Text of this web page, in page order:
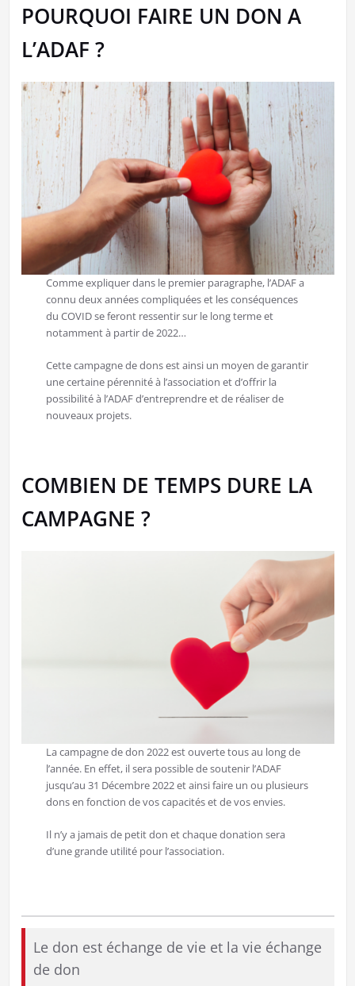
POURQUOI FAIRE UN DON A
L’ADAF ?
Comme expliquer dans le premier paragraphe, l’ADAF a
connu deux années compliquées et les conséquences
du COVID se feront ressentir sur le long terme et
notamment à partir de 2022…
Cette campagne de dons est ainsi un moyen de garantir
une certaine pérennité à l’association et d’offrir la
possibilité à l’ADAF d’entreprendre et de réaliser de
nouveaux projets.
COMBIEN DE TEMPS DURE LA
CAMPAGNE ?
La campagne de don 2022 est ouverte tous au long de
l’année. En effet, il sera possible de soutenir l’ADAF
jusqu’au 31 Décembre 2022 et ainsi faire un ou plusieurs
dons en fonction de vos capacités et de vos envies.
Il n’y a jamais de petit don et chaque donation sera
d’une grande utilité pour l’association.
Le don est échange de vie et la vie échange
de don